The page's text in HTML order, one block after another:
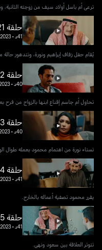
ترعى أم باسل أولاد سيف من زوجته الثانية،
حلقة 21 • الحلقة 21
41د •
2023
يُقام حفل زفاف إبراهيم ونورة، وتتدهور
حلقة 22 • الحلقة 22
40د •
تحاول أم جاسم إقناع ابنها بالزواج من فرح
حلقة 23 • الحلقة 23
40د •
تستاء نورة من اهتمام محمود بعمله
حلقة 24 • الحلقة 24
41د •
2023
يقرر محمود تصفية أعماله بالخارج.
حلقة 25 • الحلقة 25
41د •
2023
تتوتر العلاقة بين سعود ونهى.